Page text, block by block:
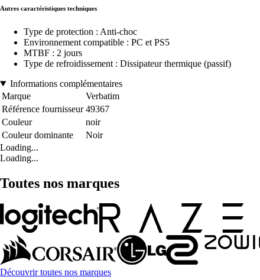
Autres caractéristiques techniques
Type de protection : Anti-choc
Environnement compatible : PC et PS5
MTBF : 2 jours
Type de refroidissement : Dissipateur thermique (passif)
Informations complémentaires
Marque
Verbatim
Référence fournisseur 49367
Couleur
noir
Couleur dominante
Noir
Loading...
Loading...
Toutes nos marques
Découvrir toutes nos marques